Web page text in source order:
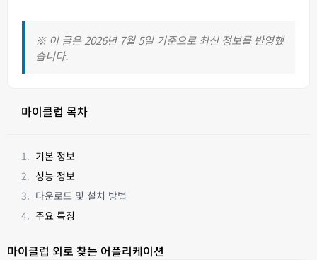
※ 이 글은 2026년 7월 5일 기준으로 최신 정보를 반영했
습니다.
마이클럽 목차
기본 정보
성능 정보
다운로드 및 설치 방법
주요 특징
마이클럽 외로 찾는 어플리케이션